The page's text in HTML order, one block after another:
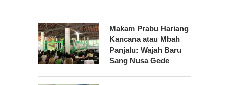
Makam Prabu Hariang
Kancana atau Mbah
Panjalu: Wajah Baru
Sang Nusa Gede